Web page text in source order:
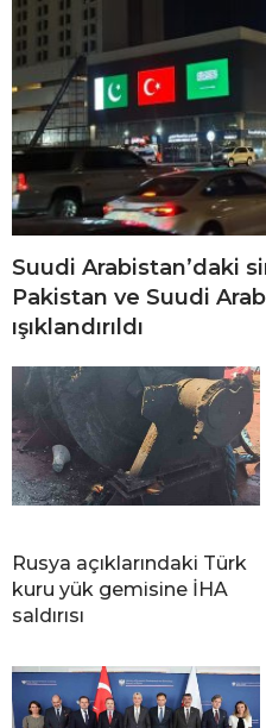
Suudi Arabistan’daki
Pakistan ve Suudi
ışıklandırıldı
Rusya açıklarındaki Türk
kuru yük gemisine İHA
saldırısı